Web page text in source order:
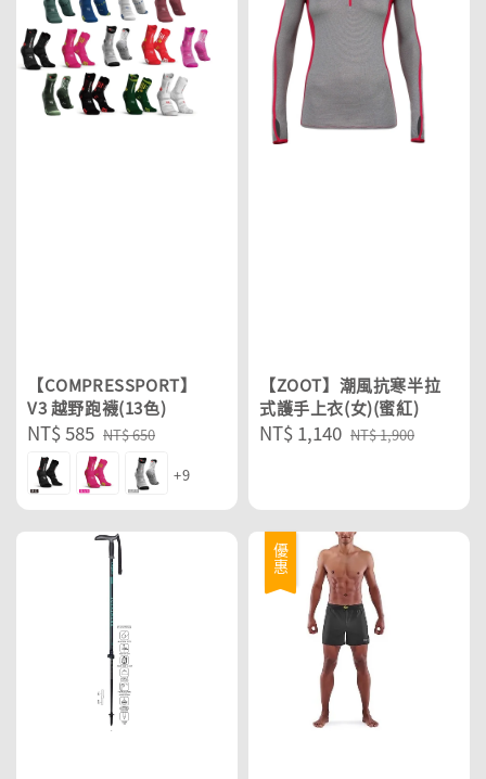
【COMPRESSPORT】
V3 越野跑襪(13色)
Sale
price
NT$ 585 Regular
price
NT$ 650
+9
【ZOOT】潮風抗寒半拉
式護手上衣(女)(蜜紅)
Sale
NT$ 1,140 Regular
NT$ 1,900
優惠